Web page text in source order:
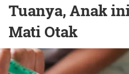
Tuanya, Anak
Mati Otak